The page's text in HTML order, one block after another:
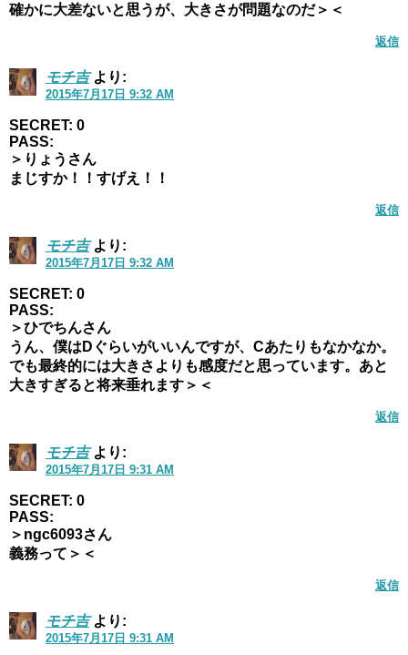
確かに大差ないと思うが、大きさが問題なのだ＞＜
返信
モチ吉 より:
2015年7月17日 9:32 AM
SECRET: 0
PASS:
＞りょうさん
まじすか！！すげえ！！
返信
モチ吉 より:
2015年7月17日 9:32 AM
SECRET: 0
PASS:
＞ひでちんさん
うん、僕はDぐらいがいいんですが、Cあたりもなかなか。
でも最終的には大きさよりも感度だと思っています。あと
大きすぎると将来垂れます＞＜
返信
モチ吉 より:
2015年7月17日 9:31 AM
SECRET: 0
PASS:
＞ngc6093さん
義務って＞＜
返信
モチ吉 より:
2015年7月17日 9:31 AM